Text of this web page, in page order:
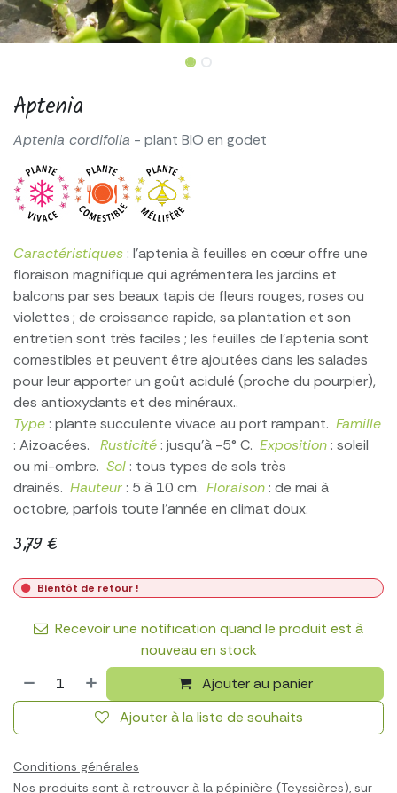
Aptenia
Aptenia cordifolia - plant BIO en godet
Caractéristiques : l’aptenia à feuilles en cœur offre une
floraison magnifique qui agrémentera les jardins et
balcons par ses beaux tapis de fleurs rouges, roses ou
violettes ; de croissance rapide, sa plantation et son
entretien sont très faciles ; les feuilles de l’aptenia sont
comestibles et peuvent être ajoutées dans les salades
pour leur apporter un goût acidulé (proche du pourpier),
des antioxydants et des minéraux..
Type : plante succulente vivace au port rampant. Famille
: Aizoacées. Rusticité : jusqu’à -5° C. Exposition : soleil
ou mi-ombre. Sol : tous types de sols très
drainés. Hauteur : 5 à 10 cm. Floraison : de mai à
octobre, parfois toute l’année en climat doux.
3,79€
Bientôt de retour !
Recevoir une notification quand le produit est à
nouveau en stock
Ajouter au panier
Ajouter à la liste de souhaits
Conditions générales
Nos produits sont à retrouver à la pépinière (Teyssières), sur